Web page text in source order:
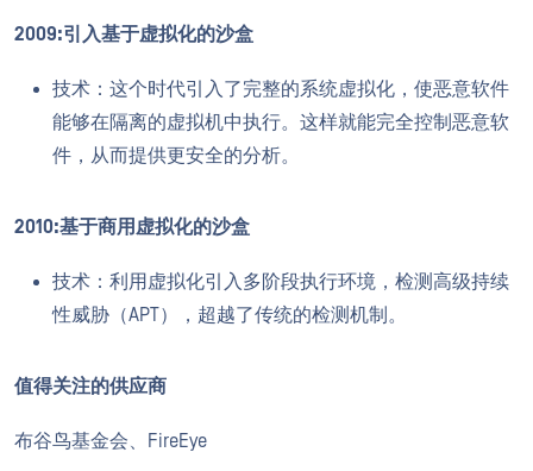
2009:引入基于虚拟化的沙盒
技术：这个时代引入了完整的系统虚拟化，使恶意软件
能够在隔离的虚拟机中执行。这样就能完全控制恶意软
件，从而提供更安全的分析。
2010:基于商用虚拟化的沙盒
技术：利用虚拟化引入多阶段执行环境，检测高级持续
性威胁（APT），超越了传统的检测机制。
值得关注的供应商
布谷鸟基金会、FireEye